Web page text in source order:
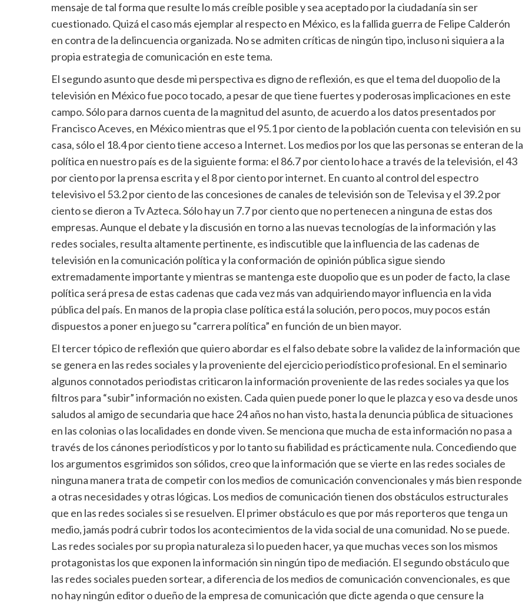
mensaje de tal forma que resulte lo más creíble posible y sea aceptado por la ciudadanía sin ser
cuestionado. Quizá el caso más ejemplar al respecto en México, es la fallida guerra de Felipe Calderón
en contra de la delincuencia organizada. No se admiten críticas de ningún tipo, incluso ni siquiera a la
propia estrategia de comunicación en este tema.
El segundo asunto que desde mi perspectiva es digno de reflexión, es que el tema del duopolio de la
televisión en México fue poco tocado, a pesar de que tiene fuertes y poderosas implicaciones en este
campo. Sólo para darnos cuenta de la magnitud del asunto, de acuerdo a los datos presentados por
Francisco Aceves, en México mientras que el 95.1 por ciento de la población cuenta con televisión en su
casa, sólo el 18.4 por ciento tiene acceso a Internet. Los medios por los que las personas se enteran de la
política en nuestro país es de la siguiente forma: el 86.7 por ciento lo hace a través de la televisión, el 43
por ciento por la prensa escrita y el 8 por ciento por internet. En cuanto al control del espectro
televisivo el 53.2 por ciento de las concesiones de canales de televisión son de Televisa y el 39.2 por
ciento se dieron a Tv Azteca. Sólo hay un 7.7 por ciento que no pertenecen a ninguna de estas dos
empresas. Aunque el debate y la discusión en torno a las nuevas tecnologías de la información y las
redes sociales, resulta altamente pertinente, es indiscutible que la influencia de las cadenas de
televisión en la comunicación política y la conformación de opinión pública sigue siendo
extremadamente importante y mientras se mantenga este duopolio que es un poder de facto, la clase
política será presa de estas cadenas que cada vez más van adquiriendo mayor influencia en la vida
pública del país. En manos de la propia clase política está la solución, pero pocos, muy pocos están
dispuestos a poner en juego su “carrera política” en función de un bien mayor.
El tercer tópico de reflexión que quiero abordar es el falso debate sobre la validez de la información que
se genera en las redes sociales y la proveniente del ejercicio periodístico profesional. En el seminario
algunos connotados periodistas criticaron la información proveniente de las redes sociales ya que los
filtros para “subir” información no existen. Cada quien puede poner lo que le plazca y eso va desde unos
saludos al amigo de secundaria que hace 24 años no han visto, hasta la denuncia pública de situaciones
en las colonias o las localidades en donde viven. Se menciona que mucha de esta información no pasa a
través de los cánones periodísticos y por lo tanto su fiabilidad es prácticamente nula. Concediendo que
los argumentos esgrimidos son sólidos, creo que la información que se vierte en las redes sociales de
ninguna manera trata de competir con los medios de comunicación convencionales y más bien responde
a otras necesidades y otras lógicas. Los medios de comunicación tienen dos obstáculos estructurales
que en las redes sociales si se resuelven. El primer obstáculo es que por más reporteros que tenga un
medio, jamás podrá cubrir todos los acontecimientos de la vida social de una comunidad. No se puede.
Las redes sociales por su propia naturaleza si lo pueden hacer, ya que muchas veces son los mismos
protagonistas los que exponen la información sin ningún tipo de mediación. El segundo obstáculo que
las redes sociales pueden sortear, a diferencia de los medios de comunicación convencionales, es que
no hay ningún editor o dueño de la empresa de comunicación que dicte agenda o que censure la